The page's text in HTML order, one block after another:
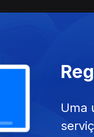
em 'Assuntos
Eleições em países
Temas: Laureados
Uma